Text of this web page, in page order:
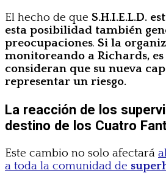
El hecho de que S.H.I.E.L.D.
esta posibilidad también
preocupaciones. Si la
monitoreando a Richards,
consideran que su nueva
representar un riesgo.
La reacción de los
destino de los Cuatro
Este cambio no solo afectará
a toda la comunidad de